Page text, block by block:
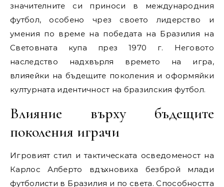
значителните си приноси в международния
футбол, особено чрез своето лидерство и
умения по време на победата на Бразилия на
Световната купа през 1970 г. Неговото
наследство надхвърля времето на игра,
влияейки на бъдещите поколения и оформяйки
културната идентичност на бразилския футбол.
Влияние върху бъдещите
поколения играчи
Игровият стил и тактическата осведоменост на
Карлос Алберто вдъхновиха безброй млади
футболисти в Бразилия и по света. Способността